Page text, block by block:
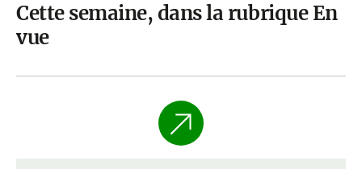
Cette semaine, dans la rubrique En
vue